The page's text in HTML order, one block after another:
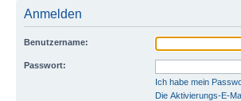
Anmelden
Benutzername:
Passwort:
Ich habe mein
Die Aktivierungs-E-